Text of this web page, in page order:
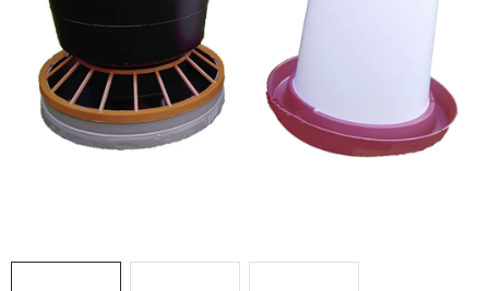
DARČEKOVÝ POUKAZ
Náš príbeh od začiatku Doprava Kontakt
Hodnotenie obchodu
Obchodné podmienky
Pravidlá súťaží na Facebooku